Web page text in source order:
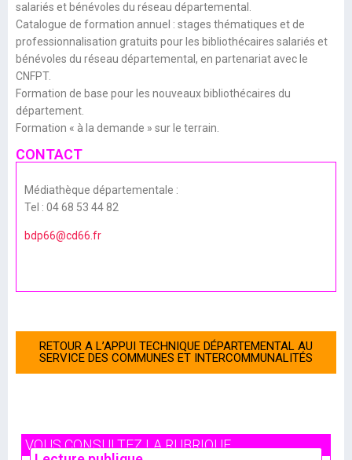
salariés et bénévoles du réseau départemental.
Catalogue de formation annuel : stages thématiques et de
professionnalisation gratuits pour les bibliothécaires salariés et
bénévoles du réseau départemental, en partenariat avec le
CNFPT.
Formation de base pour les nouveaux bibliothécaires du
département.
Formation « à la demande » sur le terrain.
CONTACT
Médiathèque départementale :
Tel : 04 68 53 44 82
bdp66@cd66.fr
RETOUR A L’APPUI TECHNIQUE DÉPARTEMENTAL AU
SERVICE DES COMMUNES ET INTERCOMMUNALITÉS
VOUS CONSULTEZ LA RUBRIQUE